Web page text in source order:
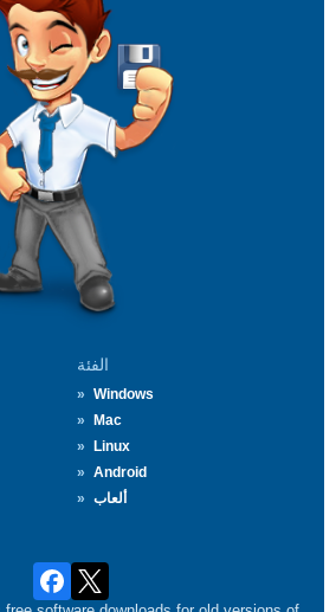
الفئة
Windows
Mac
Linux
Android
ألعاب